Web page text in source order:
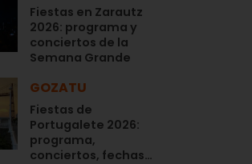
Fiestas en Zarautz
2026: programa y
conciertos de la
Semana Grande
GOZATU
Fiestas de
Portugalete 2026:
programa,
conciertos, fechas…